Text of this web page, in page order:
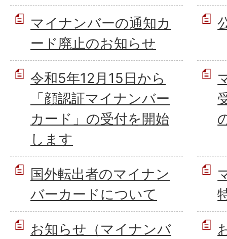
マイナンバーの通知カ
ード廃止のお知らせ
令和5年12月15日から
「顔認証マイナンバー
カード」の受付を開始
します
国外転出者のマイナン
バーカードについて
お知らせ（マイナンバ